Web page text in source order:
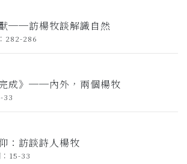
──訪楊牧談解識自然
282-286
完成》──內外，兩個楊牧
33
：訪談詩人楊牧
：15-33